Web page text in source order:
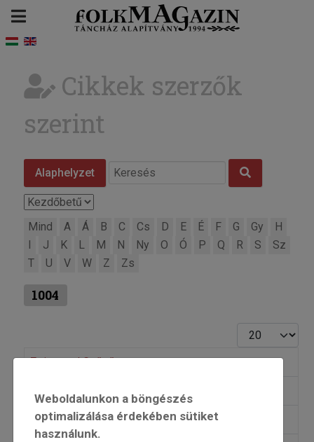
Cikkek szerzők
szerint
Alaphelyzet
Mind A Á B C Cs D E É F G Gy
H
J K L M N Ny O Ó P Q R S
Sz
T
U V W Z Zs
1004
Tételek #
Zsigmond Győző
Zsíros Tibor
Weboldalunkon a böngészés
optimalizálása érdekében sütiket
használunk.